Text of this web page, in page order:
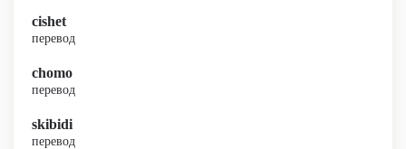
cishet
перевод
chomo
перевод
skibidi
перевод